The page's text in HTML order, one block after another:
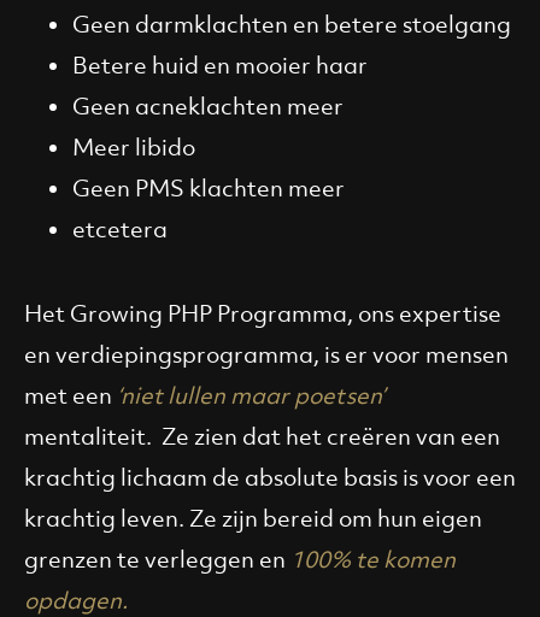
Geen darmklachten en betere stoelgang
Betere huid en mooier haar
Geen acneklachten meer
Meer libido
Geen PMS klachten meer
etcetera
Het Growing PHP Programma, ons expertise
en verdiepingsprogramma, is er voor mensen
met een ‘niet lullen maar poetsen’
mentaliteit. Ze zien dat het creëren van een
krachtig lichaam de absolute basis is voor een
krachtig leven. Ze zijn bereid om hun eigen
grenzen te verleggen en 100% te komen
opdagen.